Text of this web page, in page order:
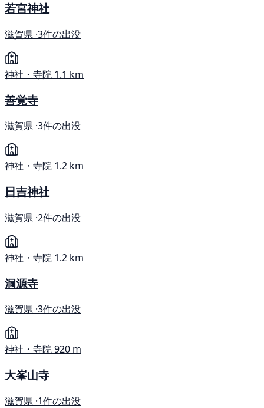
若宮神社
滋賀県 ·3件の出没
神社・寺院 1.1 km
善覚寺
滋賀県 ·3件の出没
神社・寺院 1.2 km
日吉神社
滋賀県 ·2件の出没
神社・寺院 1.2 km
洞源寺
滋賀県 ·3件の出没
神社・寺院920 m
大峯山寺
滋賀県 ·1件の出没